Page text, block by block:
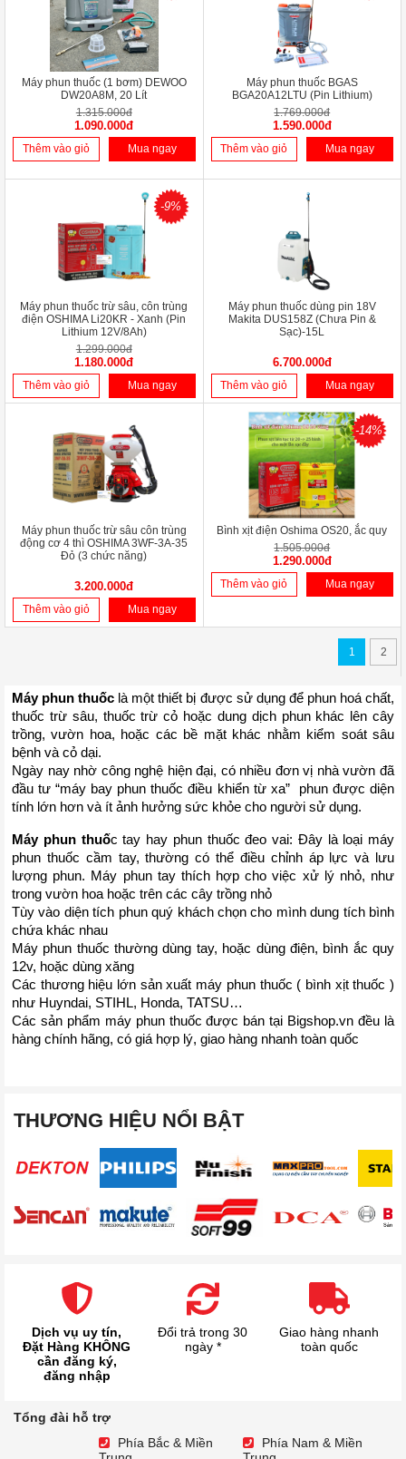
Máy phun thuốc (1 bơm) DEWOO
DW20A8M, 20 Lít
1.315.000đ
1.090.000đ
Thêm vào giỏ Mua ngay
Máy phun thuốc BGAS
BGA20A12LTU (Pin Lithium)
1.769.000đ
1.590.000đ
Thêm vào giỏ Mua ngay
-9%
Máy phun thuốc trừ sâu, côn trùng
điện OSHIMA Li20KR - Xanh (Pin
Lithium 12V/8Ah)
1.299.000đ
1.180.000đ
Thêm vào giỏ Mua ngay
Máy phun thuốc dùng pin 18V
Makita DUS158Z (Chưa Pin &
Sạc)-15L
6.700.000đ
Thêm vào giỏ Mua ngay
Máy phun thuốc trừ sâu côn trùng
động cơ 4 thì OSHIMA 3WF-3A-35
Đỏ (3 chức năng)
3.200.000đ
Thêm vào giỏ Mua ngay
-14%
Bình xịt điện Oshima OS20, ắc quy
1.505.000đ
1.290.000đ
Thêm vào giỏ Mua ngay
1 2
Máy phun thuốc là một thiết bị được sử dụng để phun hoá chất,
thuốc trừ sâu, thuốc trừ cỏ hoặc dung dịch phun khác lên cây
trồng, vườn hoa, hoặc các bề mặt khác nhằm kiểm soát sâu
bệnh và cỏ dại.
Ngày nay nhờ công nghệ hiện đại, có nhiều đơn vị nhà vườn đã
đầu tư “máy bay phun thuốc điều khiển từ xa”  phun được diện
tính lớn hơn và ít ảnh hưởng sức khỏe cho người sử dụng.
Máy phun thuốc tay hay phun thuốc đeo vai: Đây là loại máy
phun thuốc cầm tay, thường có thể điều chỉnh áp lực và lưu
lượng phun. Máy phun tay thích hợp cho việc xử lý nhỏ, như
trong vườn hoa hoặc trên các cây trồng nhỏ
Tùy vào diện tích phun quý khách chọn cho mình dung tích bình
chứa khác nhau
Máy phun thuốc thường dùng tay, hoặc dùng điện, bình ắc quy
12v, hoặc dùng xăng
Các thương hiệu lớn sản xuất máy phun thuốc ( bình xịt thuốc )
như Huyndai, STIHL, Honda, TATSU…
Các sản phẩm máy phun thuốc được bán tại Bigshop.vn đều là
hàng chính hãng, có giá hợp lý, giao hàng nhanh toàn quốc
THƯƠNG HIỆU NỔI BẬT
Dịch vụ uy tín,
Đặt Hàng KHÔNG
cần đăng ký,
đăng nhập
Đổi trả trong 30
ngày *
Giao hàng nhanh
toàn quốc
Tổng đài hỗ trợ
Phía Bắc & Miền
Phía Nam & Miền